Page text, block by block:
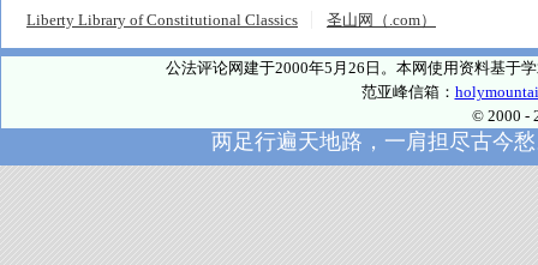
Liberty Library of Constitutional Classics
圣山网（.com）
公法评论网建于2000年5月26日。本网使用资料基于
范亚峰信箱：
© 2000 -
两足行遍天地路，一肩担尽古今